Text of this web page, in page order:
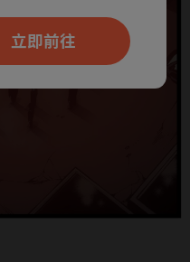
可打开App新用
看
立即前往